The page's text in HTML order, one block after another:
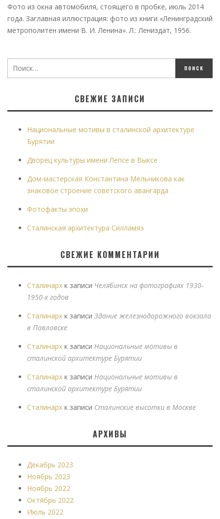
Фото из окна автомобиля, стоящего в пробке, июль 2014
года. Заглавная иллюстрация: фото из книги «Ленинградский
метрополитен имени В. И. Ленина». Л.: Лениздат, 1956.
СВЕЖИЕ ЗАПИСИ
Национальные мотивы в сталинской архитектуре
Бурятии
Дворец культуры имени Лепсе в Выксе
Дом-мастерская Константина Мельникова как
знаковое строение советского авангарда
Фотофакты эпохи
Сталинская архитектура Силламяэ
СВЕЖИЕ КОММЕНТАРИИ
Сталинарх к записи Челябинск на фотографиях 1930-
1950-х годов
Сталинарх к записи Здание железнодорожного вокзала
в Павловске
Сталинарх к записи Национальные мотивы в
сталинской архитектуре Бурятии
Сталинарх к записи Национальные мотивы в
сталинской архитектуре Бурятии
Сталинарх к записи Сталинские высотки в Москве
АРХИВЫ
Декабрь 2023
Ноябрь 2023
Ноябрь 2022
Октябрь 2022
Июль 2022